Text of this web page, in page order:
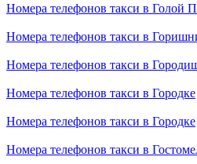
Номера телефонов такси в Голой
Номера телефонов такси в
Номера телефонов такси в
Номера телефонов такси в Городке
Номера телефонов такси в Городке
Номера телефонов такси в